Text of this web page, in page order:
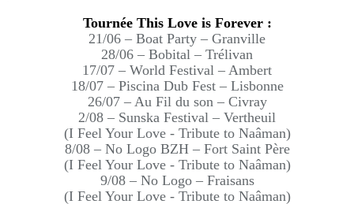
Tournée This Love is Forever :
21/06 – Boat Party – Granville
28/06 – Bobital – Trélivan
17/07 – World Festival – Ambert
18/07 – Piscina Dub Fest – Lisbonne
26/07 – Au Fil du son – Civray
2/08 – Sunska Festival – Vertheuil
(I Feel Your Love - Tribute to Naâman)
8/08 – No Logo BZH – Fort Saint Père
(I Feel Your Love - Tribute to Naâman)
9/08 – No Logo – Fraisans
(I Feel Your Love - Tribute to Naâman)